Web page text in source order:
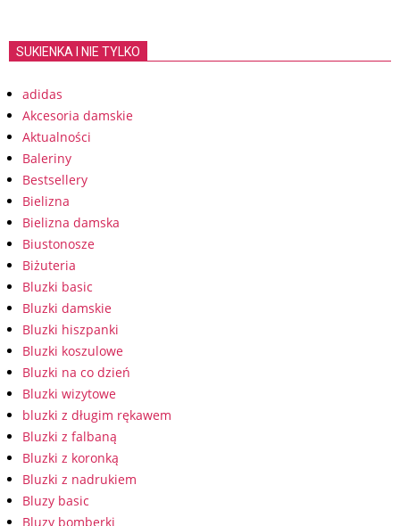
SUKIENKA I NIE TYLKO
adidas
Akcesoria damskie
Aktualności
Baleriny
Bestsellery
Bielizna
Bielizna damska
Biustonosze
Biżuteria
Bluzki basic
Bluzki damskie
Bluzki hiszpanki
Bluzki koszulowe
Bluzki na co dzień
Bluzki wizytowe
bluzki z długim rękawem
Bluzki z falbaną
Bluzki z koronką
Bluzki z nadrukiem
Bluzy basic
Bluzy bomberki